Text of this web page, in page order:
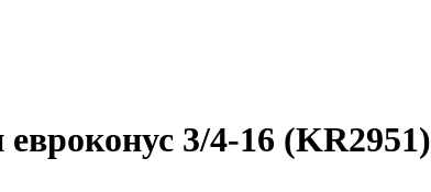
3/4-16 (KR2951)